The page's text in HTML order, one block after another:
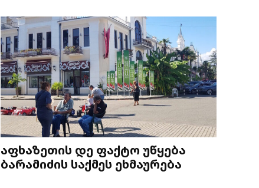
აფხაზეთის დე ფაქტო უწყება
ბარამიძის საქმეს ეხმაურება